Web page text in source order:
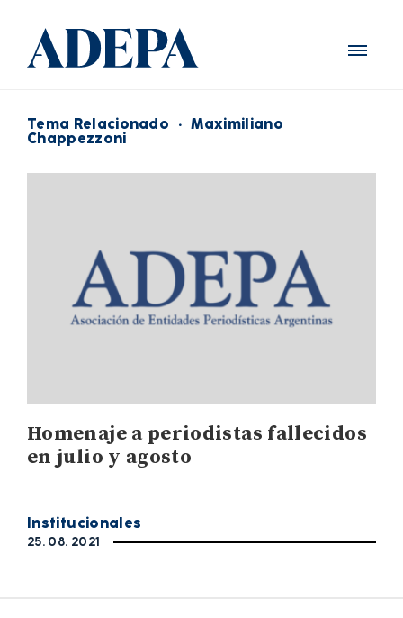
Tema Relacionado · Maximiliano
Chappezzoni
Homenaje a periodistas fallecidos
en julio y agosto
Institucionales
25. 08. 2021